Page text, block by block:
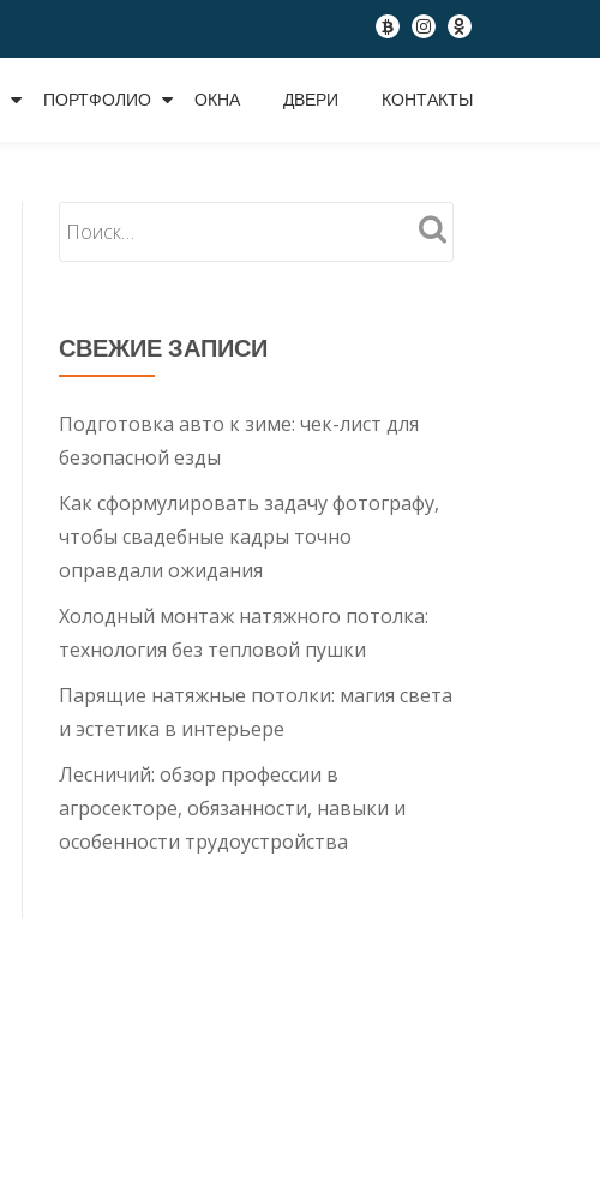
fa-
btc
fa-
instagram
fa-
odnoklassniki
ПОРТФОЛИО ОКНА ДВЕРИ КОНТАКТЫ
СВЕЖИЕ ЗАПИСИ
Подготовка авто к зиме: чек-лист для
безопасной езды
Как сформулировать задачу фотографу,
чтобы свадебные кадры точно
оправдали ожидания
Холодный монтаж натяжного потолка:
технология без тепловой пушки
Парящие натяжные потолки: магия света
и эстетика в интерьере
Лесничий: обзор профессии в
агросекторе, обязанности, навыки и
особенности трудоустройства